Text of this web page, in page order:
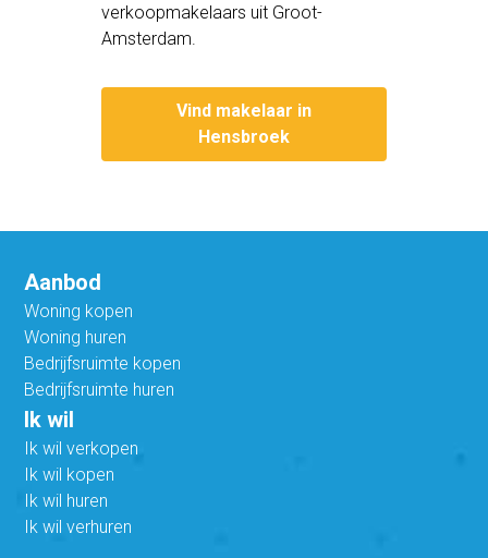
verkoopmakelaars uit Groot-
Amsterdam.
Vind makelaar in
Hensbroek
Aanbod
Woning kopen
Woning huren
Bedrijfsruimte kopen
Bedrijfsruimte huren
Ik wil
Ik wil verkopen
Ik wil kopen
Ik wil huren
Ik wil verhuren